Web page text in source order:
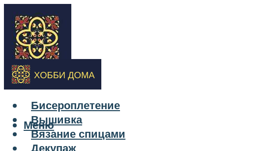
Бисероплетение
Вышивка
Вязание спицами
Декупаж
Меню